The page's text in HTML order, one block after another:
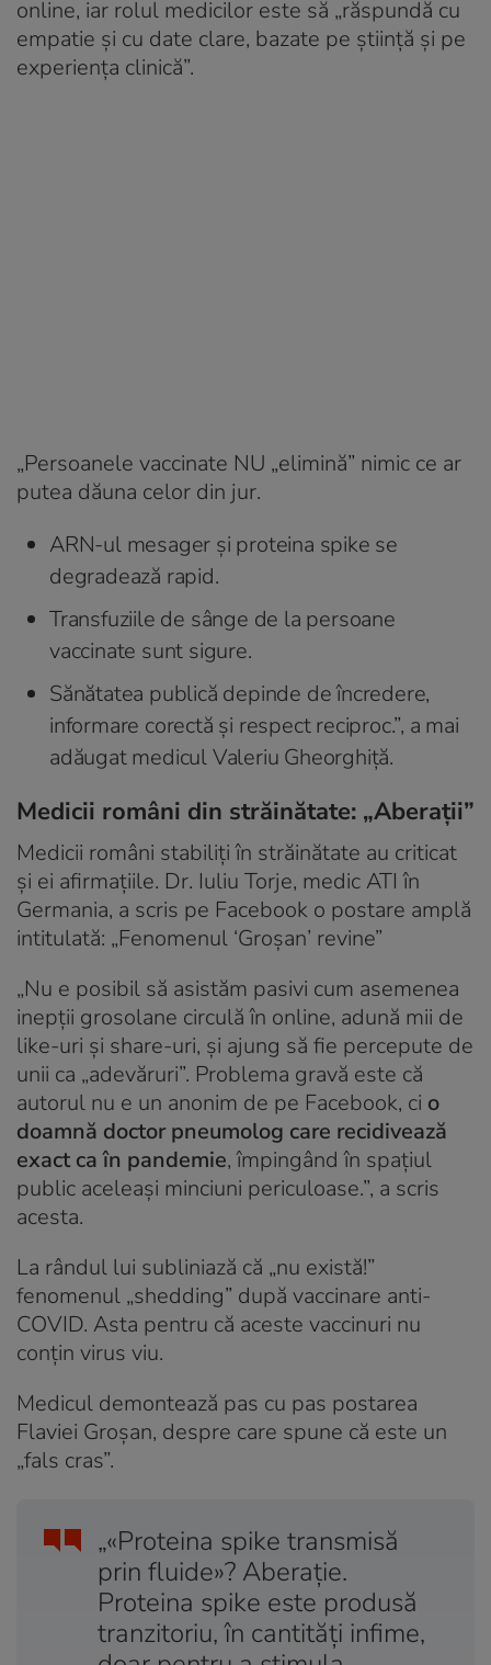
online, iar rolul medicilor este să „răspundă cu
empatie și cu date clare, bazate pe știință și pe
experiența clinică”.
„Persoanele vaccinate NU „elimină” nimic ce ar
putea dăuna celor din jur.
ARN-ul mesager și proteina spike se
degradează rapid.
Transfuziile de sânge de la persoane
vaccinate sunt sigure.
Sănătatea publică depinde de încredere,
informare corectă și respect reciproc.”, a mai
adăugat medicul Valeriu Gheorghiță.
Medicii români din străinătate: „Aberații”
Medicii români stabiliți în străinătate au criticat
și ei afirmațiile. Dr. Iuliu Torje, medic ATI în
Germania, a scris pe Facebook o postare amplă
intitulată: „Fenomenul ‘Groșan’ revine”
„Nu e posibil să asistăm pasivi cum asemenea
inepții grosolane circulă în online, adună mii de
like-uri și share-uri, și ajung să fie percepute de
unii ca „adevăruri”. Problema gravă este că
autorul nu e un anonim de pe Facebook, ci o
doamnă doctor pneumolog care recidivează
exact ca în pandemie, împingând în spațiul
public aceleași minciuni periculoase.”, a scris
acesta.
La rândul lui subliniază că „nu există!”
fenomenul „shedding” după vaccinare anti-
COVID. Asta pentru că aceste vaccinuri nu
conțin virus viu.
Medicul demontează pas cu pas postarea
Flaviei Groșan, despre care spune că este un
„fals cras”.
„«Proteina spike transmisă
prin fluide»? Aberație.
Proteina spike este produsă
tranzitoriu, în cantități infime,